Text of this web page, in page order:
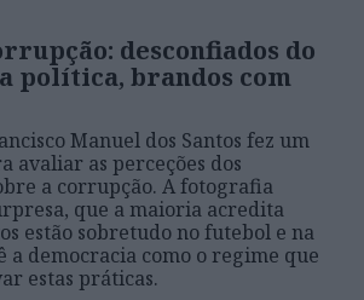
desconfiados do
política, brandos com
Manuel dos Santos fez um
avaliar as perceções dos
a corrupção. A fotografia
que a maioria acredita
estão sobretudo no futebol e na
a democracia como o regime que
estas práticas.